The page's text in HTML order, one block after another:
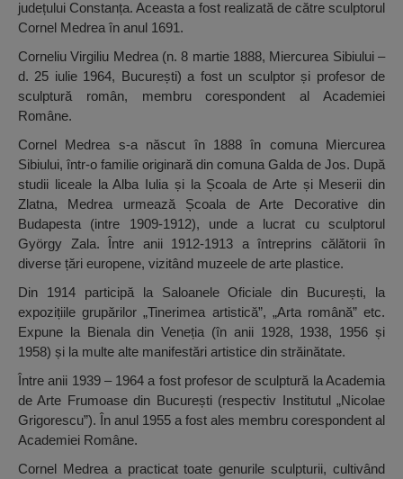
județului Constanța. Aceasta a fost realizată de către sculptorul
Cornel Medrea în anul 1691.
Corneliu Virgiliu Medrea (n. 8 martie 1888, Miercurea Sibiului –
d. 25 iulie 1964, București) a fost un sculptor și profesor de
sculptură român, membru corespondent al Academiei
Române.
Cornel Medrea s-a născut în 1888 în comuna Miercurea
Sibiului, într-o familie originară din comuna Galda de Jos. După
studii liceale la Alba Iulia și la Școala de Arte și Meserii din
Zlatna, Medrea urmează Școala de Arte Decorative din
Budapesta (intre 1909-1912), unde a lucrat cu sculptorul
György Zala. Între anii 1912-1913 a întreprins călătorii în
diverse țări europene, vizitând muzeele de arte plastice.
Din 1914 participă la Saloanele Oficiale din București, la
expozițiile grupărilor „Tinerimea artistică”, „Arta română” etc.
Expune la Bienala din Veneția (în anii 1928, 1938, 1956 și
1958) și la multe alte manifestări artistice din străinătate.
Între anii 1939 – 1964 a fost profesor de sculptură la Academia
de Arte Frumoase din București (respectiv Institutul „Nicolae
Grigorescu”). În anul 1955 a fost ales membru corespondent al
Academiei Române.
Cornel Medrea a practicat toate genurile sculpturii, cultivând